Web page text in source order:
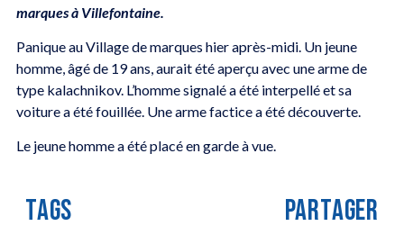
marques à Villefontaine.
Panique au Village de marques hier après-midi. Un jeune
homme, âgé de 19 ans, aurait été aperçu avec une arme de
type kalachnikov. L’homme signalé a été interpellé et sa
voiture a été fouillée. Une arme factice a été découverte.
Le jeune homme a été placé en garde à vue.
TAGS PARTAGER